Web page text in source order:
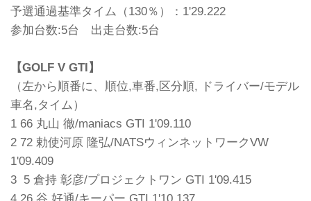
予選通過基準タイム（130％）：1'29.222
参加台数:5台 出走台数:5台
【GOLF V GTI】
（左から順番に、順位,車番,区分順, ドライバー/モデル
車名,タイム）
1 66 丸山 徹/maniacs GTI 1'09.110
2 72 勅使河原 隆弘/NATSウィンネットワークVW
1'09.409
3 5 倉持 彰彦/プロジェクトワン GTI 1'09.415
4 26 谷 好通/キーパー GTI 1'10.137